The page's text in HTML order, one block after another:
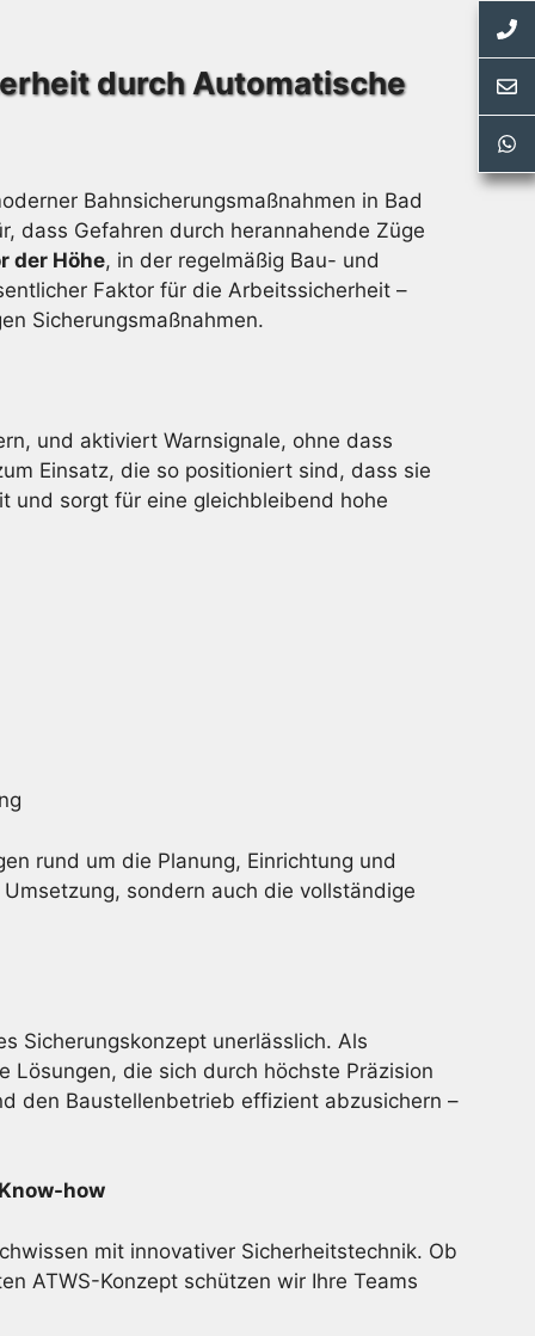
durch Automatische
Bahnsicherungsmaßnahmen in Bad
dass Gefahren durch herannahende Züge
der Höhe, in der regelmäßig Bau- und
Faktor für die Arbeitssicherheit –
Sicherungsmaßnahmen.
und aktiviert Warnsignale, ohne dass
Einsatz, die so positioniert sind, dass sie
und sorgt für eine gleichbleibend hohe
rund um die Planung, Einrichtung und
sondern auch die vollständige
Sicherungskonzept unerlässlich. Als
Lösungen, die sich durch höchste Präzision
den Baustellenbetrieb effizient abzusichern –
how
mit innovativer Sicherheitstechnik. Ob
ATWS-Konzept schützen wir Ihre Teams